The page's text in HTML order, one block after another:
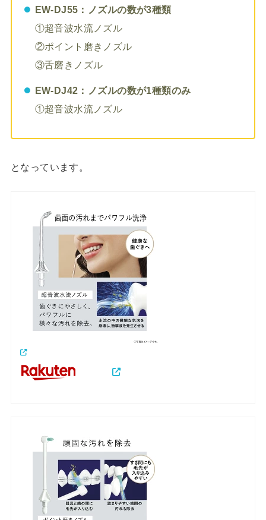
EW-DJ55：ノズルの数が3種類
①超音波水流ノズル
②ポイント磨きノズル
③舌磨きノズル
EW-DJ42：ノズルの数が1種類のみ
①超音波水流ノズル
となっています。